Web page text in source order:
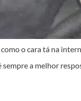
o cara tá na
sempre a melhor